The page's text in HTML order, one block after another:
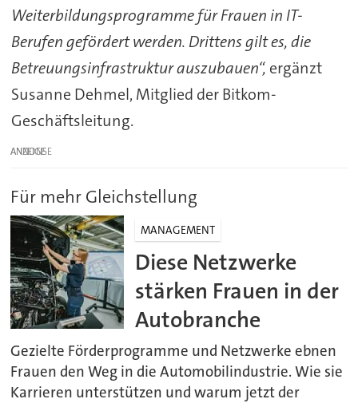
Weiterbildungsprogramme für Frauen in IT-
Berufen gefördert werden. Drittens gilt es, die
Betreuungsinfrastruktur auszubauen“, ergänzt
Susanne Dehmel, Mitglied der Bitkom-
Geschäftsleitung.
ANZEIGE
Für mehr Gleichstellung
MANAGEMENT
Diese Netzwerke
stärken Frauen in der
Autobranche
Gezielte Förderprogramme und Netzwerke ebnen
Frauen den Weg in die Automobilindustrie. Wie sie
Karrieren unterstützen und warum jetzt der